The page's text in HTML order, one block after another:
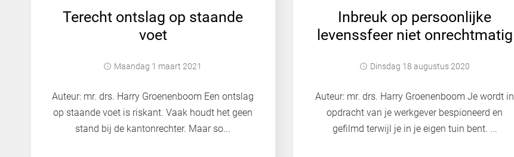
Terecht ontslag op staande
voet
maandag 1 maart 2021
Auteur: mr. drs. Harry Groenenboom Een ontslag
op staande voet is riskant. Vaak houdt het geen
stand bij de kantonrechter. Maar so...
Inbreuk op persoonlijke
levenssfeer niet onrechtmatig
dinsdag 18 augustus 2020
Auteur: mr. drs. Harry Groenenboom Je wordt in
opdracht van je werkgever bespioneerd en
gefilmd terwijl je in je eigen tuin bent. ...